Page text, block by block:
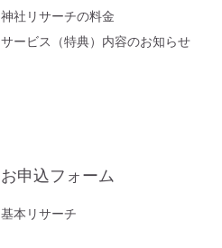
神社リサーチの料金
サービス（特典）内容のお知らせ
お申込フォーム
基本リサーチ